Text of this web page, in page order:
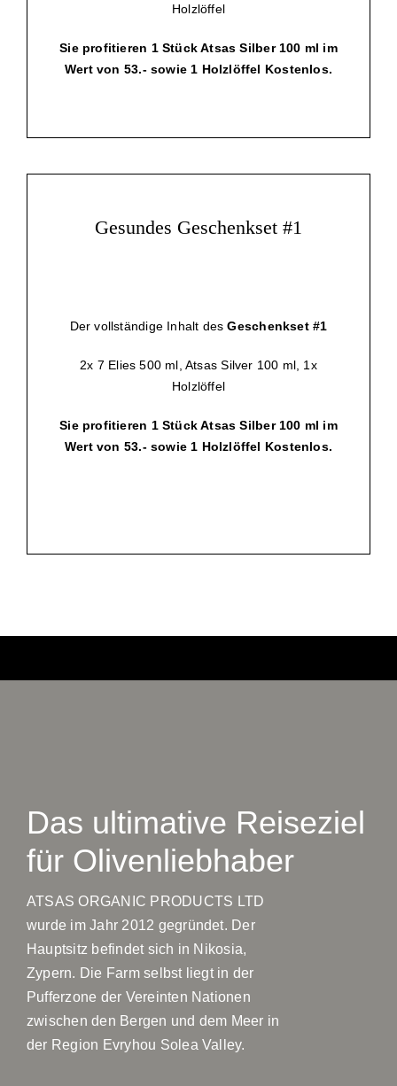
Holzlöffel
Sie profitieren 1 Stück Atsas Silber 100 ml im
Wert von 53.- sowie 1 Holzlöffel Kostenlos.
Gesundes Geschenkset #1
Der vollständige Inhalt desGeschenkset #1
2x 7 Elies 500 ml, Atsas Silver 100 ml, 1x
Holzlöffel
Sie profitieren 1 Stück Atsas Silber 100 ml im
Wert von 53.- sowie 1 Holzlöffel Kostenlos.
Das ultimative Reiseziel
für Olivenliebhaber
ATSAS ORGANIC PRODUCTS LTD
wurde im Jahr 2012 gegründet. Der
Hauptsitz befindet sich in Nikosia,
Zypern. Die Farm selbst liegt in der
Pufferzone der Vereinten Nationen
zwischen den Bergen und dem Meer in
der Region Evryhou Solea Valley.